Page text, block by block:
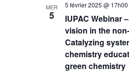
MER
5
IUPAC Webinar
vision in the
Catalyzing
chemistry
green chemistry
5 février 2025 @ 17h00